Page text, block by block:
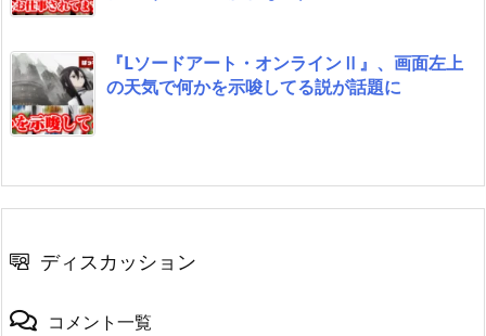
『Lソードアート・オンラインⅡ』、画面左上
の天気で何かを示唆してる説が話題に
ディスカッション
コメント一覧